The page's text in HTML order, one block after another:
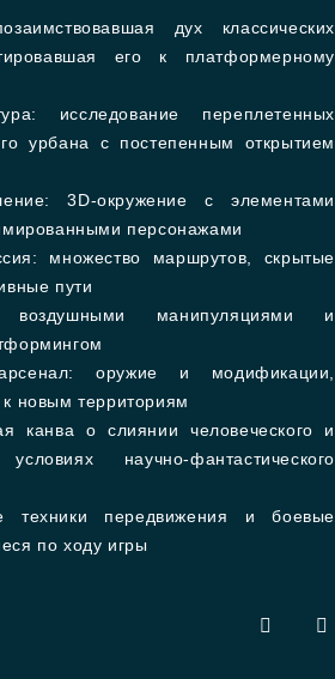
дух классических
его к платформерному
исследование переплетенных
урбана с постепенным открытием
3D-окружение с элементами
персонажами
множество маршрутов, скрытые
пути
воздушными манипуляциями и
оружие и модификации,
новым территориям
канва о слиянии человеческого и
научно-фантастического
техники передвижения и боевые
по ходу игры